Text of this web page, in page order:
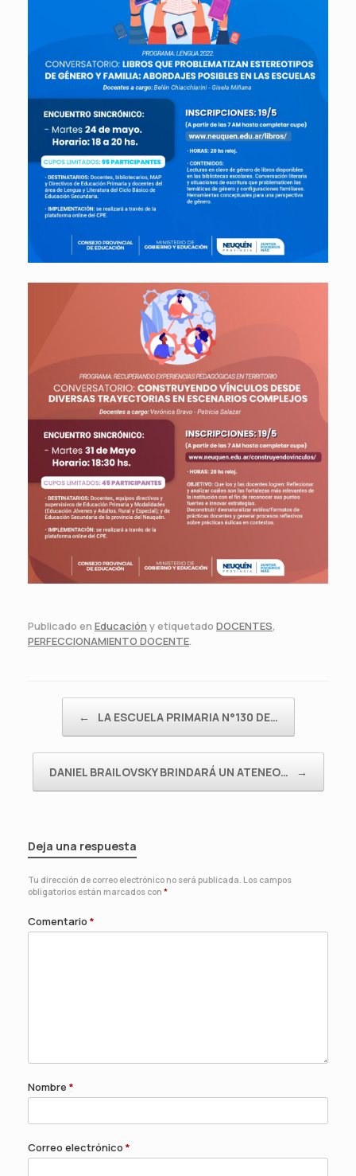
Publicado en Educación y etiquetado DOCENTES,
PERFECCIONAMIENTO DOCENTE.
← LA ESCUELA PRIMARIA N°130 DE…
DANIEL BRAILOVSKY BRINDARÁ UN ATENEO… →
Deja una respuesta
Tu dirección de correo electrónico no será publicada. Los campos
obligatorios están marcados con *
Comentario *
Nombre *
Correo electrónico *